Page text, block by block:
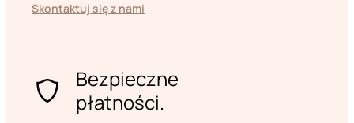
Skontaktuj się z nami
Bezpieczne
płatności.